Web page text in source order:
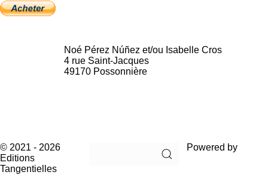
Noé Pérez Núñez et/ou Isabelle Cros
4 rue Saint-Jacques
49170 Possonnière
© 2021 - 2026
Editions
Tangentielles
Powered by